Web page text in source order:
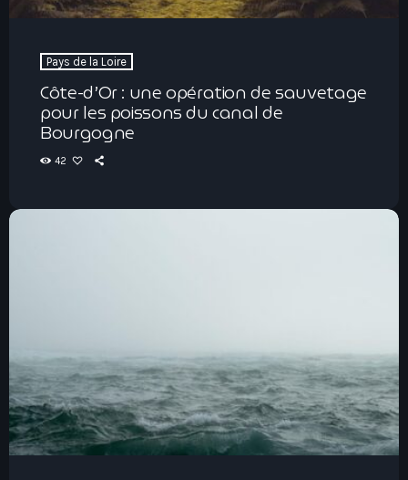
Pays de la Loire
Côte-d’Or : une opération de sauvetage
pour les poissons du canal de
Bourgogne
42